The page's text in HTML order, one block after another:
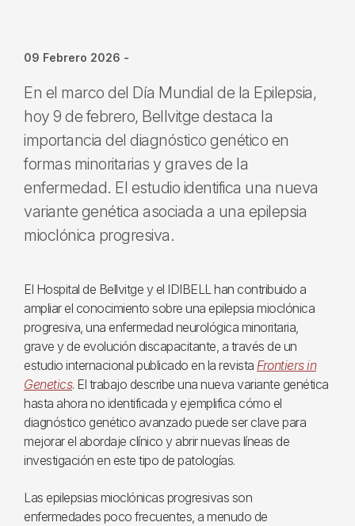
09 Febrero 2026 -
En el marco del Día Mundial de la Epilepsia,
hoy 9 de febrero, Bellvitge destaca la
importancia del diagnóstico genético en
formas minoritarias y graves de la
enfermedad. El estudio identifica una nueva
variante genética asociada a una epilepsia
mioclónica progresiva.
El Hospital de Bellvitge y el IDIBELL han contribuido a
ampliar el conocimiento sobre una epilepsia mioclónica
progresiva, una enfermedad neurológica minoritaria,
grave y de evolución discapacitante, a través de un
estudio internacional publicado en la revista Frontiers in
Genetics. El trabajo describe una nueva variante genética
hasta ahora no identificada y ejemplifica cómo el
diagnóstico genético avanzado puede ser clave para
mejorar el abordaje clínico y abrir nuevas líneas de
investigación en este tipo de patologías.
Las epilepsias mioclónicas progresivas son
enfermedades poco frecuentes, a menudo de